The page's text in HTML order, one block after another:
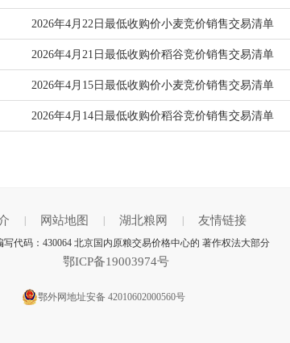
2026年4月22日最低收购价小麦竞价销售交易清单
2026年4月21日最低收购价稻谷竞价销售交易清单
2026年4月15日最低收购价小麦竞价销售交易清单
2026年4月14日最低收购价稻谷竞价销售交易清单
网站地图 湖北粮网 友情链接
代码：430064 北京国内原粮交易价格中心的 著作权法大部分
鄂ICP备19003974号
鄂外网地址安备 42010602000560号